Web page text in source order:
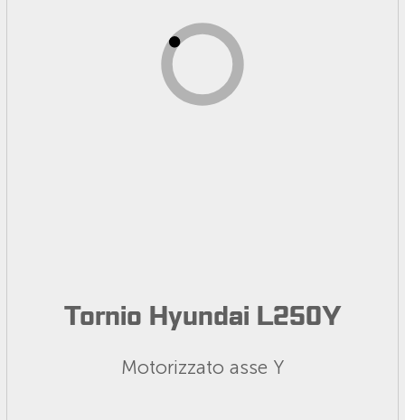
Tornio Hyundai L250Y
Motorizzato asse Y